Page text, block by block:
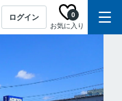
ログイン
お気に入り
0